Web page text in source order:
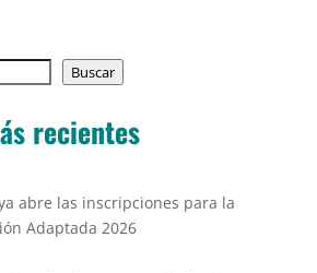
e
b
o
o
k
er l
p
p
Buscar
recientes
abre las inscripciones para la
Adaptada 2026